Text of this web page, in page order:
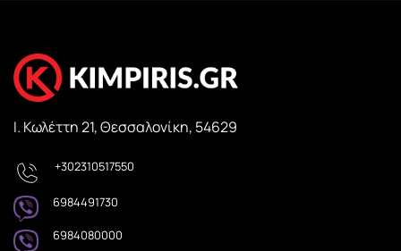
Ι. Κωλέττη 21, Θεσσαλονίκη, 54629
+302310517550
6984491730
6984080000